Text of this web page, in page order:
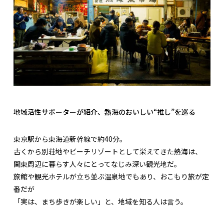
地域活性サポーターが紹介、熱海のおいしい“推し”を巡る
東京駅から東海道新幹線で約40分。
古くから別荘地やビーチリゾートとして栄えてきた熱海は、
関東周辺に暮らす人々にとってなじみ深い観光地だ。
旅館や観光ホテルが立ち並ぶ温泉地でもあり、おこもり旅が定
番だが
「実は、まち歩きが楽しい」と、地域を知る人は言う。